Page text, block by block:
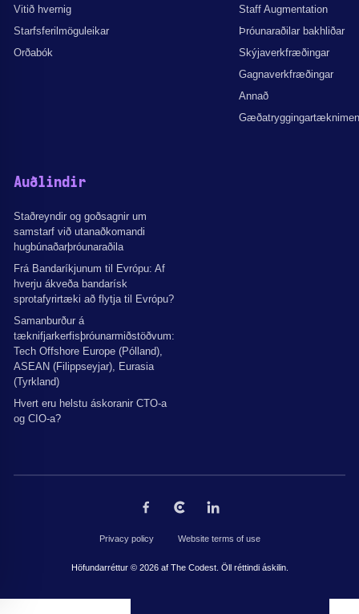
Vitið hvernig
Starfsferilmöguleikar
Orðabók
Staff Augmentation
Þróunaraðilar bakhliðar
Skýjaverkfræðingar
Gagnaverkfræðingar
Annað
Auðlindir
Staðreyndir og goðsagnir um
samstarf við utanaðkomandi
hugbúnaðarþróunaraðila
Frá Bandaríkjunum til Evrópu: Af
hverju ákveða bandarísk
sprotafyrirtæki að flytja til Evrópu?
Samanburður á
tæknifjarkerfisþróunarmiðstöðvum:
Tech Offshore Europe (Pólland),
ASEAN (Filippseyjar), Eurasia
(Tyrkland)
Hvert eru helstu áskoranir CTO-a
og CIO-a?
Privacy policy Website terms of use
Höfundarréttur © 2026 af The Codest. Öll réttindi áskilin.